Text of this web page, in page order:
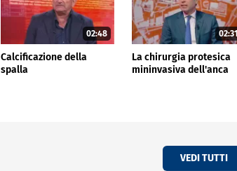
02:48
Calcificazione della
spalla
02:31
La chirurgia protesica
mininvasiva dell'anca
VEDI TUTTI